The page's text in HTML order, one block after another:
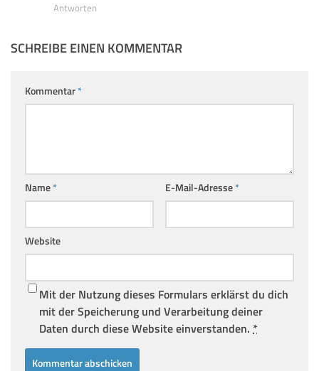
Antworten
SCHREIBE EINEN KOMMENTAR
Kommentar*
Name* E-Mail-Adresse*
Website
Mit der Nutzung dieses Formulars erklärst du dich
mit der Speicherung und Verarbeitung deiner
Daten durch diese Website einverstanden. *